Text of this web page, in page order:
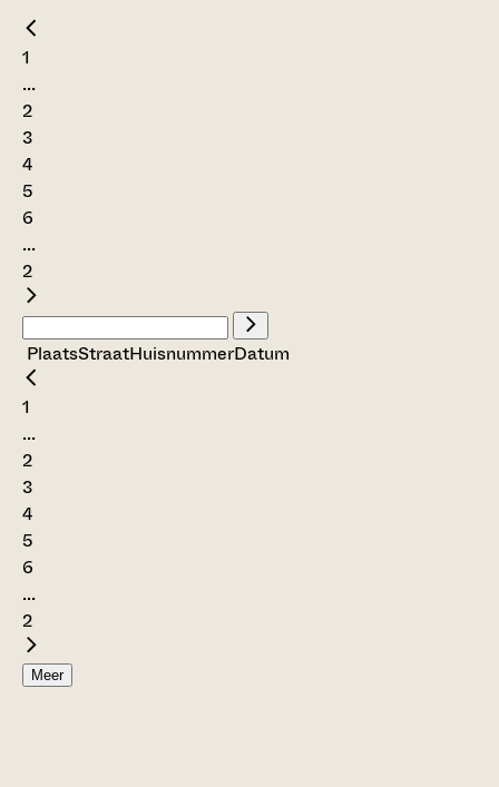
1
...
2
3
4
5
6
...
2
PlaatsStraatHuisnummerDatum
1
...
2
3
4
5
6
...
2
Meer